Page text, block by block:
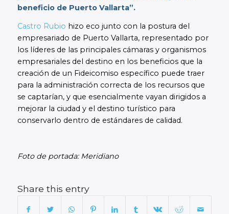
beneficio de Puerto Vallarta”.
Castro Rubio hizo eco junto con la postura del
empresariado de Puerto Vallarta, representado por
los líderes de las principales cámaras y organismos
empresariales del destino en los beneficios que la
creación de un Fideicomiso específico puede traer
para la administración correcta de los recursos que
se captarían, y que esencialmente vayan dirigidos a
mejorar la ciudad y el destino turístico para
conservarlo dentro de estándares de calidad.
Foto de portada: Meridiano
Share this entry